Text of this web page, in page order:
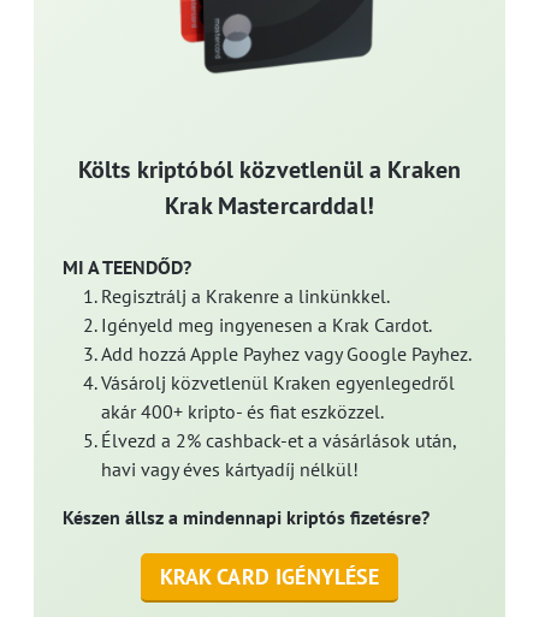
Költs kriptóból közvetlenül a Kraken
Krak Mastercarddal!
MI A TEENDŐD?
Regisztrálj a Krakenre a linkünkkel.
Igényeld meg ingyenesen a Krak Cardot.
Add hozzá Apple Payhez vagy Google Payhez.
Vásárolj közvetlenül Kraken egyenlegedről
akár 400+ kripto- és fiat eszközzel.
Élvezd a 2% cashback-et a vásárlások után,
havi vagy éves kártyadíj nélkül!
Készen állsz a mindennapi kriptós fizetésre?
KRAK CARD IGÉNYLÉSE